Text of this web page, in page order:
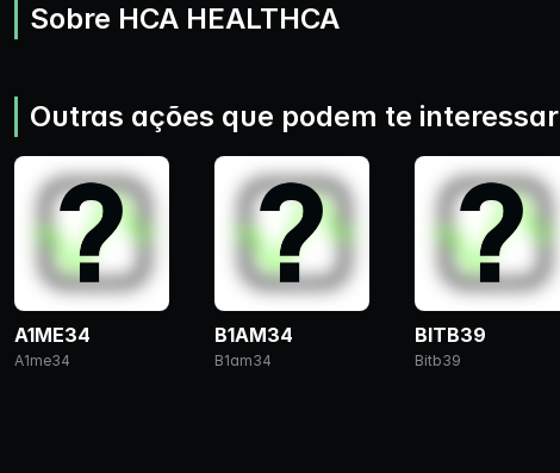
Sobre HCA HEALTHCA
Outras ações que podem te interessar
A1ME34
A1me34
B1AM34
B1am34
BITB39
Bitb39